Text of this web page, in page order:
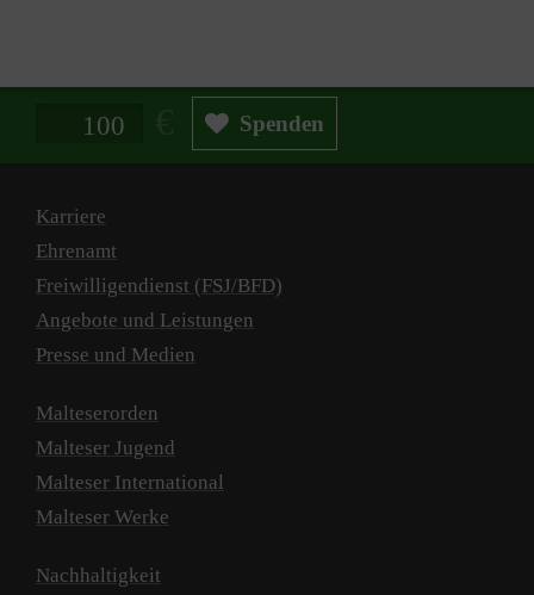
Spendenbetrag in Euro Spenden
Karriere
Ehrenamt
Freiwilligendienst (FSJ/BFD)
Angebote und Leistungen
Presse und Medien
Malteserorden
Malteser Jugend
Malteser International
Malteser Werke
Nachhaltigkeit